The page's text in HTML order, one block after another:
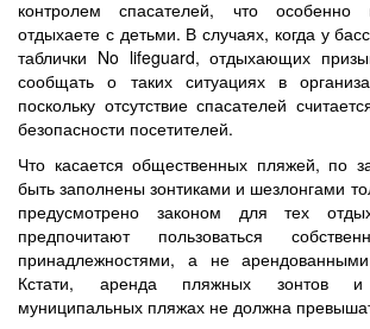
контролем спасателей, что
отдыхаете с детьми. В случаях, когда у
таблички No lifeguard, отдыхающих
сообщать о таких ситуациях в
поскольку отсутствие спасателей
безопасности посетителей.
Что касается общественных пляжей, по
быть заполнены зонтиками и шезлонгами
предусмотрено законом для тех
предпочитают пользоваться
принадлежностями, а не
Кстати, аренда пляжных зонтов
муниципальных пляжах не должна